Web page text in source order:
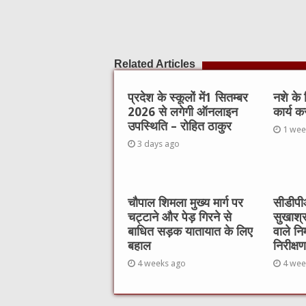
Related Articles
प्रदेश के स्कूलों में1 सितम्बर
2026 से लगेगी ऑनलाइन
उपस्थिति – रोहित ठाकुर
3 days ago
नशे के
कार्य
1
चौपाल शिमला मुख्य मार्ग पर
चट्टाने और पेड़ गिरने से
बाधित सड़क यातायात के लिए
बहाल
4 weeks ago
वाले
निरीक्षण
4